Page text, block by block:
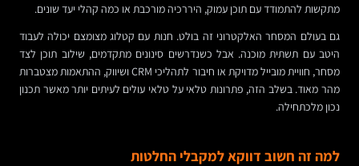
מתקשות להתמודד עם תוכן עמוק, היררכיה מורכבת או כמה קהלי יעד שונים.
גם בעולם המסחר האלקטרוני זה בולט. חנות עם קטלוג מצומצם יכולה לעבוד
היטב עם תשתית מוכנה. אבל כשנדרשים סינונים מתקדמים, שילוב תוכן לצד
מסחר, חוויית מובייל מדויקת או חיבור לתהליכי CRM ושיווק, ההתאמות מצטברות
מהר מאוד. בשלב הזה, פתרונות טלאי על טלאי עולים לעיתים יותר מאשר תכנון
נכון מלכתחילה.
למה זה חשוב דווקא למקבלי החלטות